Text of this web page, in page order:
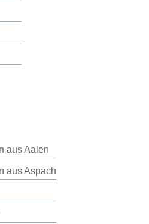
aus Aalen
aus Aspach